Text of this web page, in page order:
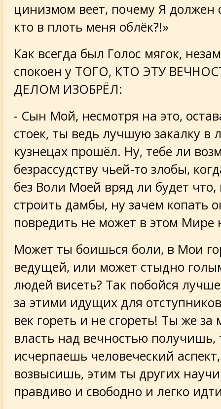
цинизмом веет, почему Я должен
кто в плоть меня облёк?!»
Как всегда был Голос мягок,
спокоен у ТОГО, КТО ЭТУ
ДЕЛОМ ИЗОБРЁЛ:
- Сын Мой, несмотря на это,
стоек, ты ведь лучшую закалку в
кузнецах прошёл. Ну, тебе ли
безрассудству чьей-то злобы,
без Воли Моей вряд ли будет
строить дамбы, ну зачем копать
повредить не может в этом Мире
Может ты боишься боли, в Мои
ведущей, или может стыдно
людей висеть? Так побойся
за этими идущих для
век гореть и не сгореть! Ты же
власть над вечностью получишь,
исчерпаешь человеческий
возвысишь, этим ты других
правдиво и свободно и легко